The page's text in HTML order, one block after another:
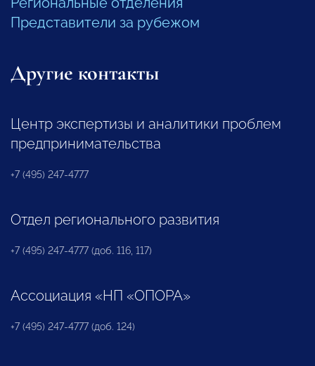
Представители за рубежом
Другие контакты
Центр экспертизы и аналитики проблем
предпринимательства
+7 (495) 247-4777
Отдел регионального развития
+7 (495) 247-4777 (доб. 116, 117)
Ассоциация «НП «ОПОРА»
+7 (495) 247-4777 (доб. 124)